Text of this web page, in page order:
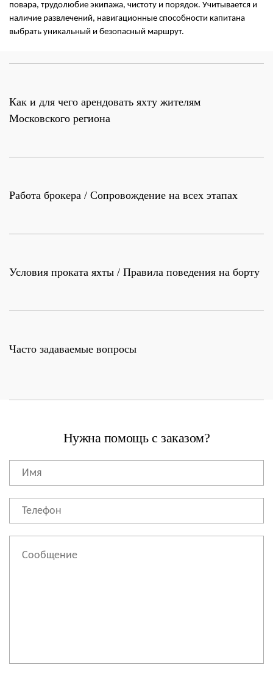
повара, трудолюбие экипажа, чистоту и порядок. Учитывается и
наличие развлечений, навигационные способности капитана
выбрать уникальный и безопасный маршрут.
Как и для чего арендовать яхту жителям
Московского региона
Работа брокера / Сопровождение на всех этапах
Условия проката яхты / Правила поведения на борту
Часто задаваемые вопросы
Нужна помощь с заказом?